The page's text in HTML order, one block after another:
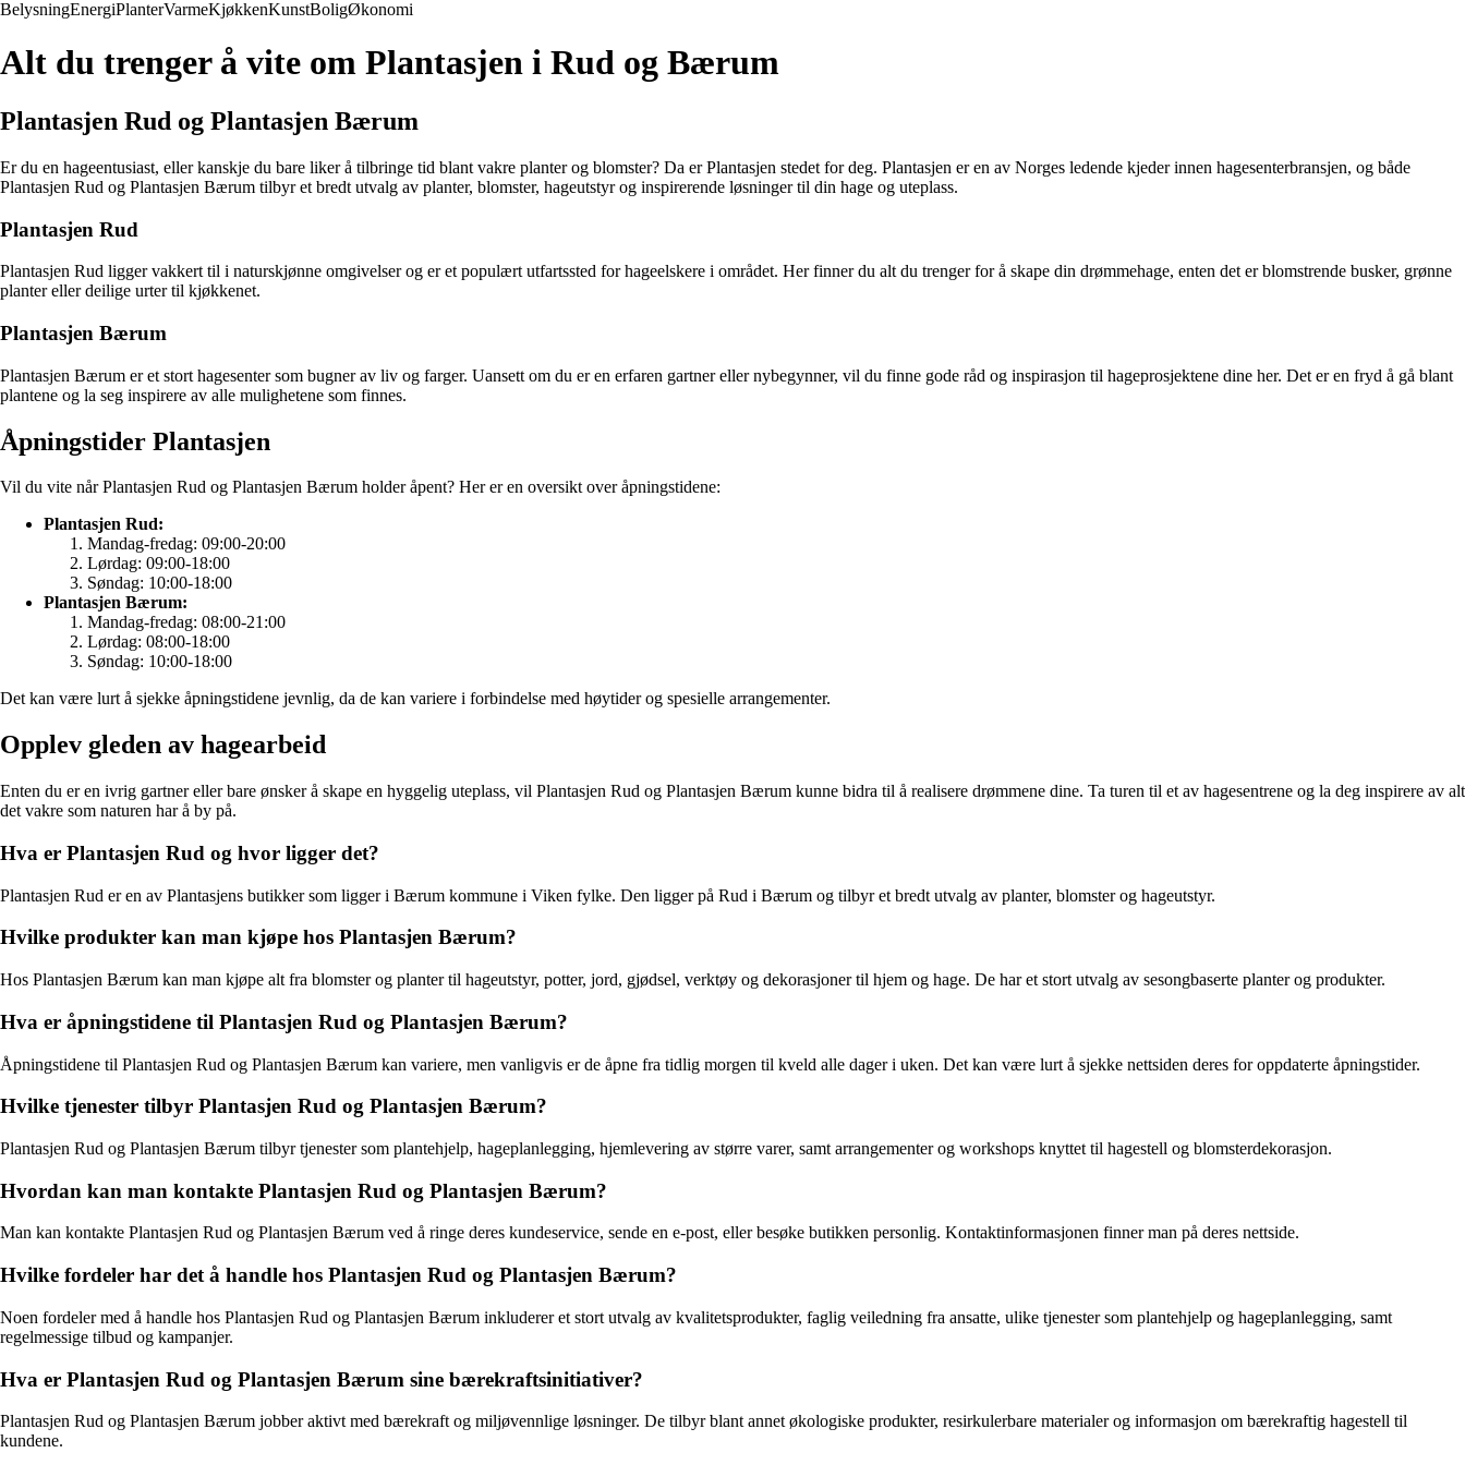
BelysningEnergiPlanterVarmeKjøkkenKunstBoligØkonomi
Alt du trenger å vite om Plantasjen i Rud og Bærum
Plantasjen Rud og Plantasjen Bærum
Er du en hageentusiast, eller kanskje du bare liker å tilbringe tid blant vakre planter og blomster? Da er Plantasjen stedet for deg. Plantasjen er en av Norges ledende kjeder innen hagesenterbransjen, og både
Plantasjen Rud og Plantasjen Bærum tilbyr et bredt utvalg av planter, blomster, hageutstyr og inspirerende løsninger til din hage og uteplass.
Plantasjen Rud
Plantasjen Rud ligger vakkert til i naturskjønne omgivelser og er et populært utfartssted for hageelskere i området. Her finner du alt du trenger for å skape din drømmehage, enten det er blomstrende busker, grønne
planter eller deilige urter til kjøkkenet.
Plantasjen Bærum
Plantasjen Bærum er et stort hagesenter som bugner av liv og farger. Uansett om du er en erfaren gartner eller nybegynner, vil du finne gode råd og inspirasjon til hageprosjektene dine her. Det er en fryd å gå blant
plantene og la seg inspirere av alle mulighetene som finnes.
Åpningstider Plantasjen
Vil du vite når Plantasjen Rud og Plantasjen Bærum holder åpent? Her er en oversikt over åpningstidene:
Plantasjen Rud:
Mandag-fredag: 09:00-20:00
Lørdag: 09:00-18:00
Søndag: 10:00-18:00
Plantasjen Bærum:
Mandag-fredag: 08:00-21:00
Lørdag: 08:00-18:00
Søndag: 10:00-18:00
Det kan være lurt å sjekke åpningstidene jevnlig, da de kan variere i forbindelse med høytider og spesielle arrangementer.
Opplev gleden av hagearbeid
Enten du er en ivrig gartner eller bare ønsker å skape en hyggelig uteplass, vil Plantasjen Rud og Plantasjen Bærum kunne bidra til å realisere drømmene dine. Ta turen til et av hagesentrene og la deg inspirere av alt
det vakre som naturen har å by på.
Hva er Plantasjen Rud og hvor ligger det?
Plantasjen Rud er en av Plantasjens butikker som ligger i Bærum kommune i Viken fylke. Den ligger på Rud i Bærum og tilbyr et bredt utvalg av planter, blomster og hageutstyr.
Hvilke produkter kan man kjøpe hos Plantasjen Bærum?
Hos Plantasjen Bærum kan man kjøpe alt fra blomster og planter til hageutstyr, potter, jord, gjødsel, verktøy og dekorasjoner til hjem og hage. De har et stort utvalg av sesongbaserte planter og produkter.
Hva er åpningstidene til Plantasjen Rud og Plantasjen Bærum?
Åpningstidene til Plantasjen Rud og Plantasjen Bærum kan variere, men vanligvis er de åpne fra tidlig morgen til kveld alle dager i uken. Det kan være lurt å sjekke nettsiden deres for oppdaterte åpningstider.
Hvilke tjenester tilbyr Plantasjen Rud og Plantasjen Bærum?
Plantasjen Rud og Plantasjen Bærum tilbyr tjenester som plantehjelp, hageplanlegging, hjemlevering av større varer, samt arrangementer og workshops knyttet til hagestell og blomsterdekorasjon.
Hvordan kan man kontakte Plantasjen Rud og Plantasjen Bærum?
Man kan kontakte Plantasjen Rud og Plantasjen Bærum ved å ringe deres kundeservice, sende en e-post, eller besøke butikken personlig. Kontaktinformasjonen finner man på deres nettside.
Hvilke fordeler har det å handle hos Plantasjen Rud og Plantasjen Bærum?
Noen fordeler med å handle hos Plantasjen Rud og Plantasjen Bærum inkluderer et stort utvalg av kvalitetsprodukter, faglig veiledning fra ansatte, ulike tjenester som plantehjelp og hageplanlegging, samt
regelmessige tilbud og kampanjer.
Hva er Plantasjen Rud og Plantasjen Bærum sine bærekraftsinitiativer?
Plantasjen Rud og Plantasjen Bærum jobber aktivt med bærekraft og miljøvennlige løsninger. De tilbyr blant annet økologiske produkter, resirkulerbare materialer og informasjon om bærekraftig hagestell til
kundene.